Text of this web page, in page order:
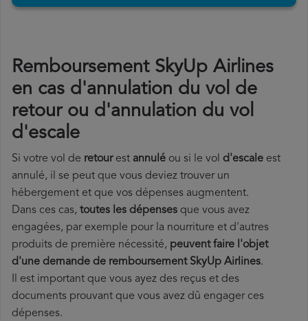
Remboursement SkyUp Airlines
en cas d'annulation du vol de
retour ou d'annulation du vol
d'escale
Si votre vol de retourest annulé ou si le vol d'escale est
annulé, il se peut que vous deviez trouver un
hébergement et que vos dépenses augmentent.
Dans ces cas, toutes les dépenses que vous avez
engagées, par exemple pour la nourriture et d'autres
produits de première nécessité, peuvent faire l'objet
d'une demande de remboursement SkyUp Airlines.
Il est important que vous ayez des reçus et des
documents prouvant que vous avez dû engager ces
dépenses.